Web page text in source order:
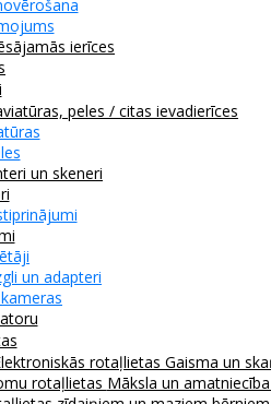
ierīces
peles / citas ievadierīces
un skeneri
un adapteri
rotaļlietas Gaisma un
rotaļlietas Māksla un amatniecība